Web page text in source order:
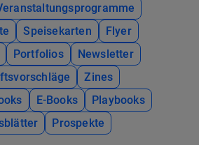
Speisekarten
Flyer
Portfolios
Newsletter
Zines
E-Books
Playbooks
Prospekte